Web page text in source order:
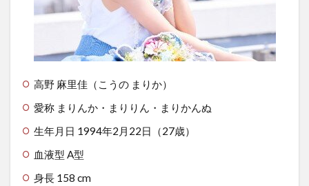
高野 麻里佳（こうの まりか）
愛称 まりんか・まりりん・まりかんぬ
生年月日 1994年2月22日（27歳）
血液型 A型
身長 158 cm